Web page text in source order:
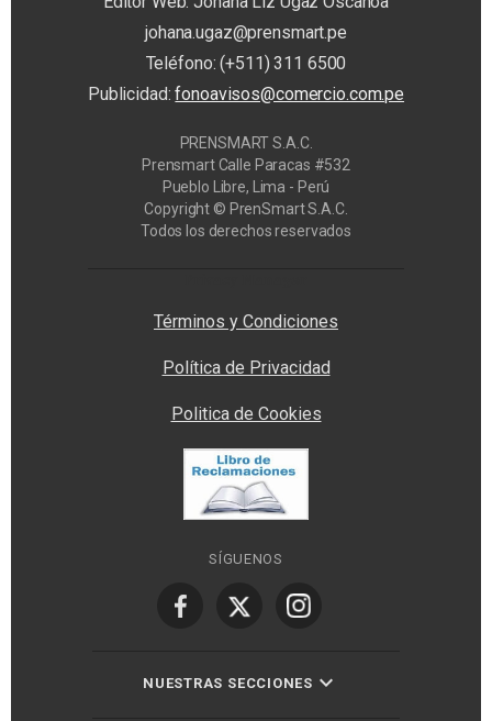
johana.ugaz@prensmart.pe
Teléfono: (+511) 311 6500
Publicidad:fonoavisos@comercio.com.pe
PRENSMART S.A.C.
Prensmart Calle Paracas #532
Pueblo Libre, Lima - Perú
Copyright © PrenSmart S.A.C.
Todos los derechos reservados
Términos y Condiciones
Política de Privacidad
Politica de Cookies
SÍGUENOS
NUESTRAS SECCIONES